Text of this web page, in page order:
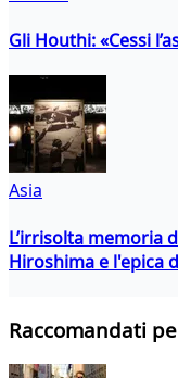
Gli Houthi: «Cessi
Asia
L’irrisolta memoria
Hiroshima e l'epica
Raccomandati